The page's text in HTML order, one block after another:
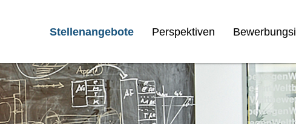
Stellenangebote Perspektiven